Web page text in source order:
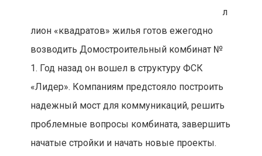
л
лион «квадратов» жилья готов ежегодно
возводить Домостроительный комбинат №
1. Год назад он вошел в структуру ФСК
«Лидер». Компаниям предстояло построить
надежный мост для коммуникаций, решить
проблемные вопросы комбината, завершить
начатые стройки и начать новые проекты.